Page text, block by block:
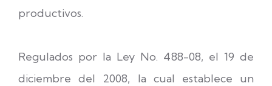
productivos.
Regulados por la Ley No. 488-08, el 19 de
diciembre del 2008, la cual establece un